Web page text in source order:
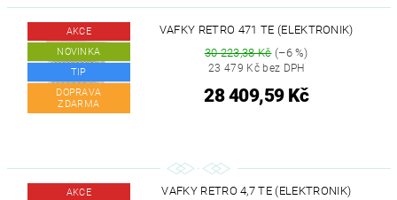
AKCE
NOVINKA
TIP
DOPRAVA
ZDARMA
VAFKY RETRO 471 TE (ELEKTRONIK)
30 223,38 Kč(–6 %)
23 479 Kč bez DPH
28 409,59 Kč
AKCE
VAFKY RETRO 4,7 TE (ELEKTRONIK)